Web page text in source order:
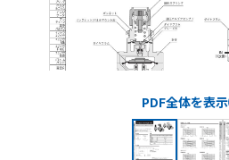
PDF全体を表示